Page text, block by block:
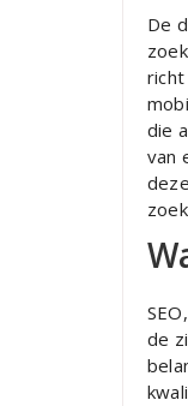
De
richt
die
van
de